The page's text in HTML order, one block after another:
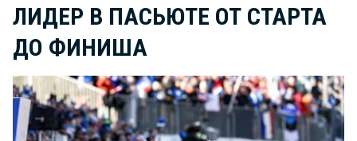
ЛИДЕР В ПАСЬЮТЕ ОТ СТАРТА
ДО ФИНИША